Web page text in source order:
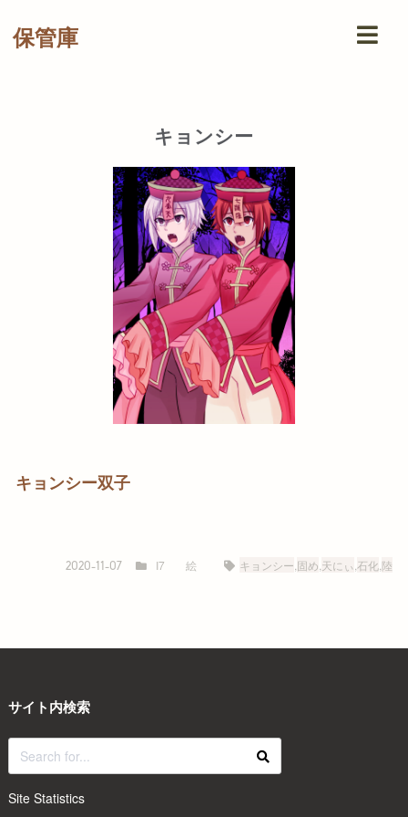
保管庫
キョンシー
キョンシー双子
2020-11-07 I7 絵 キョンシー 固め 天にぃ ,石化 陸
サイト内検索
Site Statistics